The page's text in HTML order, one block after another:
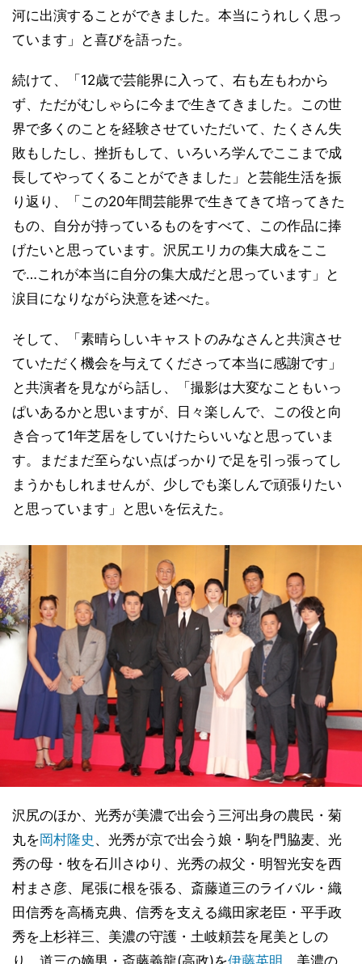
河に出演することができました。本当にうれしく思っ
ています」と喜びを語った。
続けて、「12歳で芸能界に入って、右も左もわから
ず、ただがむしゃらに今まで生きてきました。この世
界で多くのことを経験させていただいて、たくさん失
敗もしたし、挫折もして、いろいろ学んでここまで成
長してやってくることができました」と芸能生活を振
り返り、「この20年間芸能界で生きてきて培ってきた
もの、自分が持っているものをすべて、この作品に捧
げたいと思っています。沢尻エリカの集大成をここ
で…これが本当に自分の集大成だと思っています」と
涙目になりながら決意を述べた。
そして、「素晴らしいキャストのみなさんと共演させ
ていただく機会を与えてくださって本当に感謝です」
と共演者を見ながら話し、「撮影は大変なこともいっ
ぱいあるかと思いますが、日々楽しんで、この役と向
き合って1年芝居をしていけたらいいなと思っていま
す。まだまだ至らない点ばっかりで足を引っ張ってし
まうかもしれませんが、少しでも楽しんで頑張りたい
と思っています」と思いを伝えた。
沢尻のほか、光秀が美濃で出会う三河出身の農民・菊
丸を岡村隆史 、光秀が京で出会う娘・駒を門脇麦、光
秀の母・牧を石川さゆり、光秀の叔父・明智光安を西
村まさ彦、尾張に根を張る、斎藤道三のライバル・織
田信秀を高橋克典、信秀を支える織田家老臣・平手政
秀を上杉祥三、美濃の守護・土岐頼芸を尾美としの
り、道三の嫡男・斎藤義龍(高政)を伊藤英明 、美濃の